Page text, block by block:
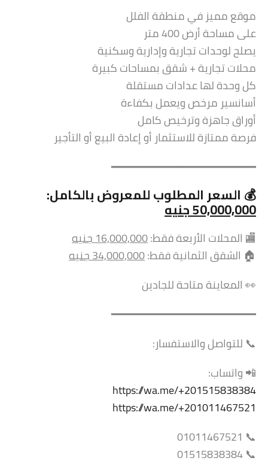
موقع مميز في منطقة الفلل
على مساحة أرض 400 متر
يصلح لوحدات تجارية وإدارية وسكنية
محلات تجارية + شقق بمساحات كبيرة
كل وحدة لها عدادات مستقلة
أسانسير مرخص ويعمل بكفاءة
أوراق جاهزة وترخيص كامل
فرصة ممتازة للاستثمار أو إعادة البيع أو التأجير
━━━━━━━━━━━━━━━━━━━━━━
💰 السعر المطلوب للمعروض بالكامل:
50,000,000 جنيه
🏬 المحلات الأربعة فقط:16,000,000 جنيه
🏠 الشقق الثمانية فقط:34,000,000 جنيه
👀 المعاينة متاحة للجادين
━━━━━━━━━━━━━━━━━━━━━━
📞 للتواصل والاستفسار:
📲 واتساب:
https://wa.me/+201515838384
https://wa.me/+201011467521
📞 01011467521
📞 01515838384